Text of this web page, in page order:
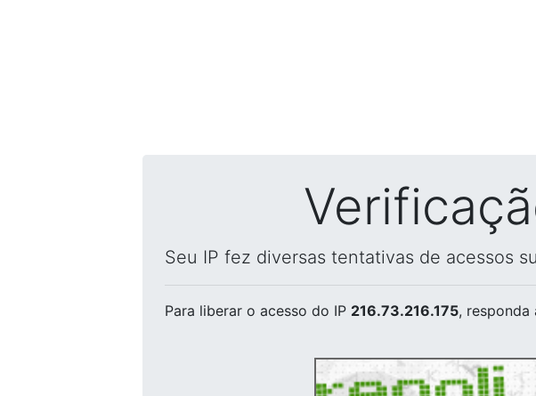
Seu IP fez diversas tentativas de acessos
Para liberar o acesso do IP 216.73.216.175, responda